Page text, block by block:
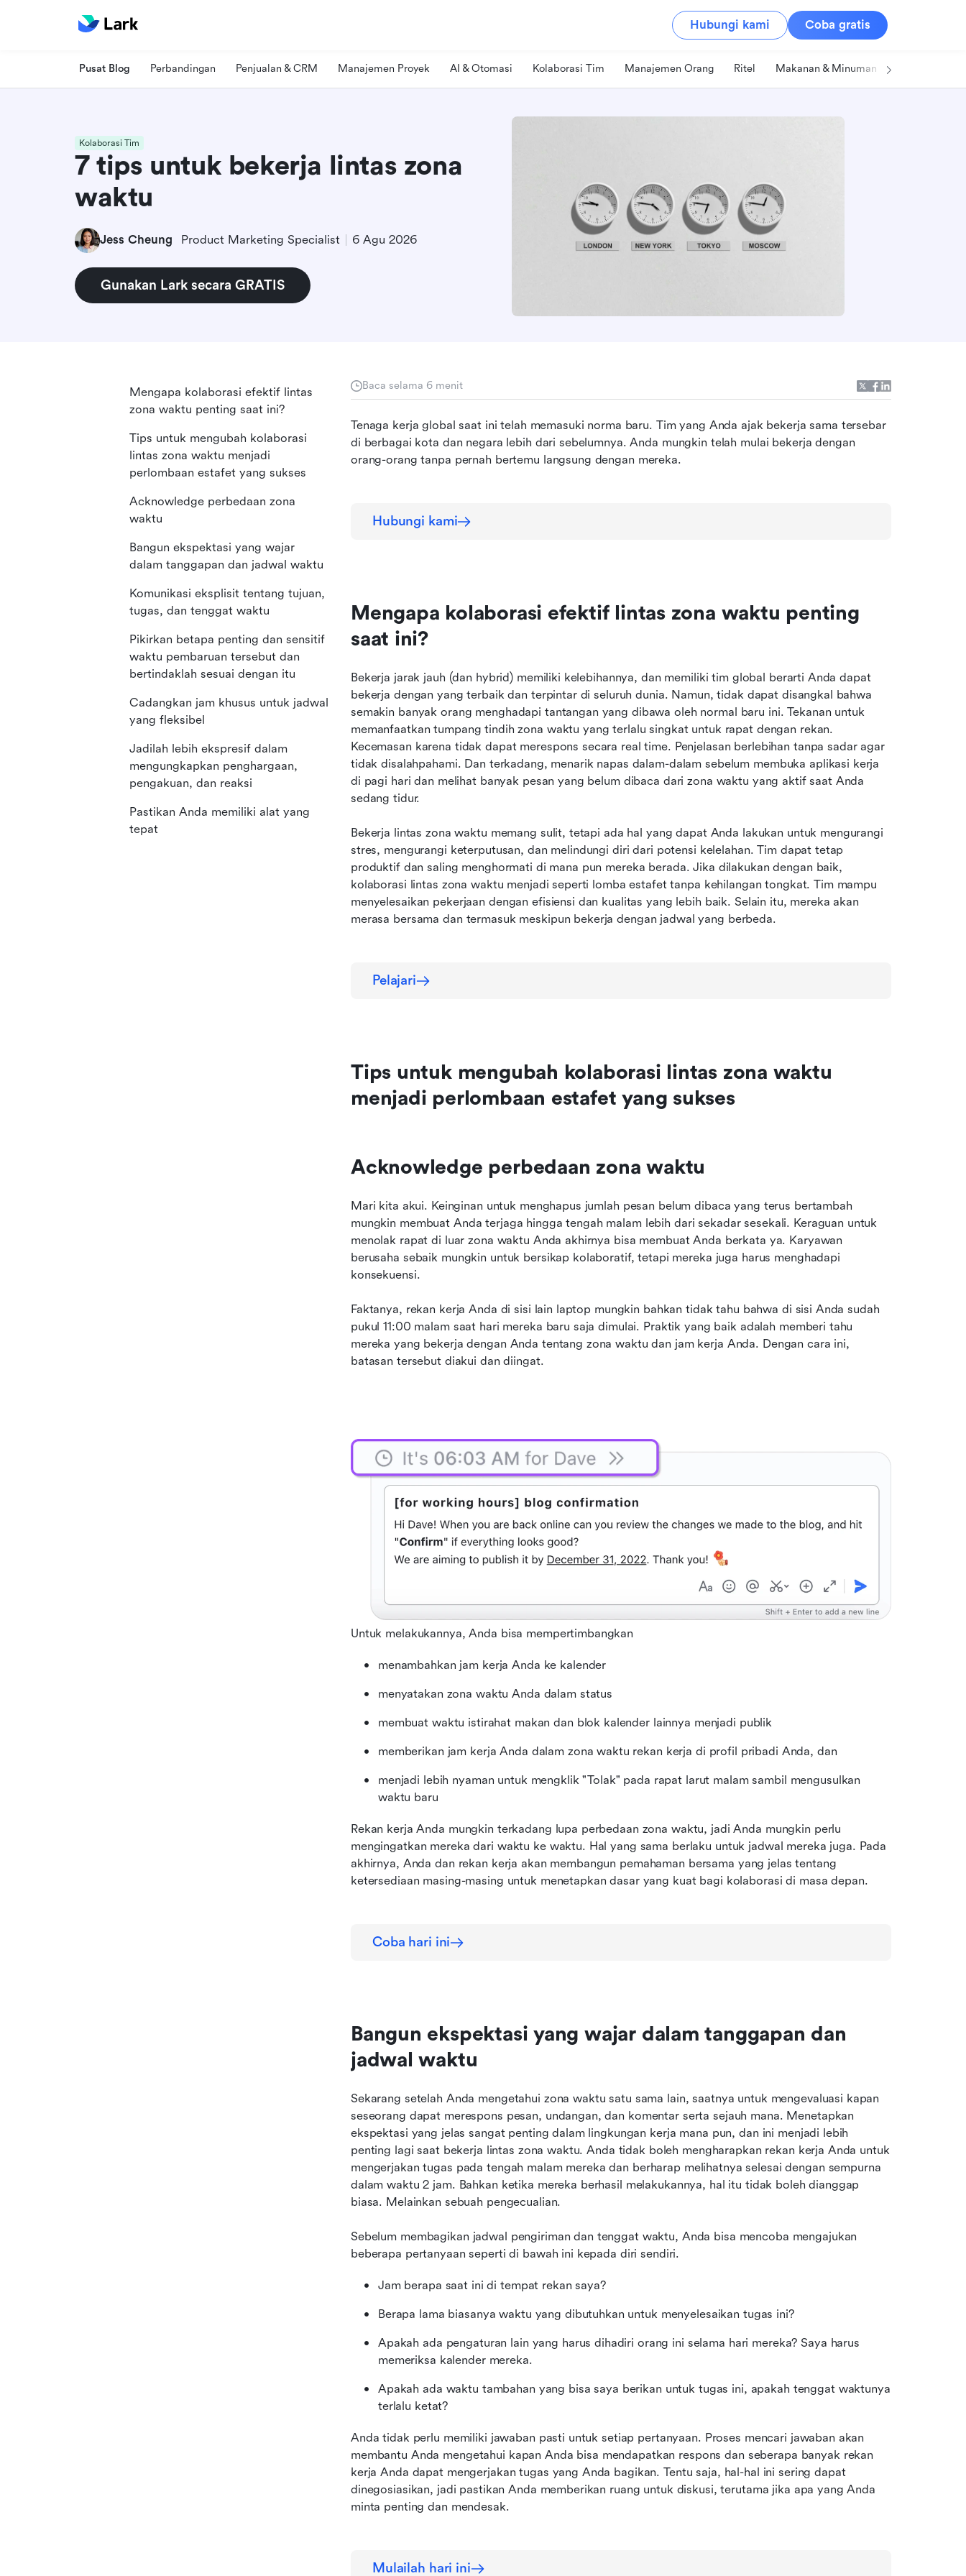
Hubungi kami Coba gratis
Pusat Blog Perbandingan Penjualan & CRM Manajemen Proyek AI & Otomasi Kolaborasi Tim Manajemen Orang Ritel Makanan & Minuman
Kolaborasi Tim
7 tips untuk bekerja lintas zona
waktu
Jess Cheung Product Marketing Specialist 6 Agu 2026
Gunakan Lark secara GRATIS
Baca selama 6 menit
Tenaga kerja global saat ini telah memasuki norma baru. Tim yang Anda ajak bekerja sama tersebar
di berbagai kota dan negara lebih dari sebelumnya. Anda mungkin telah mulai bekerja dengan
orang-orang tanpa pernah bertemu langsung dengan mereka.
Hubungi kami
Mengapa kolaborasi efektif lintas zona waktu penting
saat ini?
Bekerja jarak jauh (dan hybrid) memiliki kelebihannya, dan memiliki tim global berarti Anda dapat
bekerja dengan yang terbaik dan terpintar di seluruh dunia. Namun, tidak dapat disangkal bahwa
semakin banyak orang menghadapi tantangan yang dibawa oleh normal baru ini. Tekanan untuk
memanfaatkan tumpang tindih zona waktu yang terlalu singkat untuk rapat dengan rekan.
Kecemasan karena tidak dapat merespons secara real time. Penjelasan berlebihan tanpa sadar agar
tidak disalahpahami. Dan terkadang, menarik napas dalam-dalam sebelum membuka aplikasi kerja
di pagi hari dan melihat banyak pesan yang belum dibaca dari zona waktu yang aktif saat Anda
sedang tidur.
Bekerja lintas zona waktu memang sulit, tetapi ada hal yang dapat Anda lakukan untuk mengurangi
stres, mengurangi keterputusan, dan melindungi diri dari potensi kelelahan. Tim dapat tetap
produktif dan saling menghormati di mana pun mereka berada. Jika dilakukan dengan baik,
kolaborasi lintas zona waktu menjadi seperti lomba estafet tanpa kehilangan tongkat. Tim mampu
menyelesaikan pekerjaan dengan efisiensi dan kualitas yang lebih baik. Selain itu, mereka akan
merasa bersama dan termasuk meskipun bekerja dengan jadwal yang berbeda.
Pelajari
Tips untuk mengubah kolaborasi lintas zona waktu
menjadi perlombaan estafet yang sukses
Acknowledge perbedaan zona waktu
Mari kita akui. Keinginan untuk menghapus jumlah pesan belum dibaca yang terus bertambah
mungkin membuat Anda terjaga hingga tengah malam lebih dari sekadar sesekali. Keraguan untuk
menolak rapat di luar zona waktu Anda akhirnya bisa membuat Anda berkata ya. Karyawan
berusaha sebaik mungkin untuk bersikap kolaboratif, tetapi mereka juga harus menghadapi
konsekuensi.
Faktanya, rekan kerja Anda di sisi lain laptop mungkin bahkan tidak tahu bahwa di sisi Anda sudah
pukul 11:00 malam saat hari mereka baru saja dimulai. Praktik yang baik adalah memberi tahu
mereka yang bekerja dengan Anda tentang zona waktu dan jam kerja Anda. Dengan cara ini,
batasan tersebut diakui dan diingat.
Untuk melakukannya, Anda bisa mempertimbangkan
menambahkan jam kerja Anda ke kalender
menyatakan zona waktu Anda dalam status
membuat waktu istirahat makan dan blok kalender lainnya menjadi publik
memberikan jam kerja Anda dalam zona waktu rekan kerja di profil pribadi Anda, dan
menjadi lebih nyaman untuk mengklik "Tolak" pada rapat larut malam sambil mengusulkan
waktu baru
Rekan kerja Anda mungkin terkadang lupa perbedaan zona waktu, jadi Anda mungkin perlu
mengingatkan mereka dari waktu ke waktu. Hal yang sama berlaku untuk jadwal mereka juga. Pada
akhirnya, Anda dan rekan kerja akan membangun pemahaman bersama yang jelas tentang
ketersediaan masing-masing untuk menetapkan dasar yang kuat bagi kolaborasi di masa depan.
Coba hari ini
Bangun ekspektasi yang wajar dalam tanggapan dan
jadwal waktu
Sekarang setelah Anda mengetahui zona waktu satu sama lain, saatnya untuk mengevaluasi kapan
seseorang dapat merespons pesan, undangan, dan komentar serta sejauh mana. Menetapkan
ekspektasi yang jelas sangat penting dalam lingkungan kerja mana pun, dan ini menjadi lebih
penting lagi saat bekerja lintas zona waktu. Anda tidak boleh mengharapkan rekan kerja Anda untuk
mengerjakan tugas pada tengah malam mereka dan berharap melihatnya selesai dengan sempurna
dalam waktu 2 jam. Bahkan ketika mereka berhasil melakukannya, hal itu tidak boleh dianggap
biasa. Melainkan sebuah pengecualian.
Sebelum membagikan jadwal pengiriman dan tenggat waktu, Anda bisa mencoba mengajukan
beberapa pertanyaan seperti di bawah ini kepada diri sendiri.
Jam berapa saat ini di tempat rekan saya?
Berapa lama biasanya waktu yang dibutuhkan untuk menyelesaikan tugas ini?
Apakah ada pengaturan lain yang harus dihadiri orang ini selama hari mereka? Saya harus
memeriksa kalender mereka.
Apakah ada waktu tambahan yang bisa saya berikan untuk tugas ini, apakah tenggat waktunya
terlalu ketat?
Anda tidak perlu memiliki jawaban pasti untuk setiap pertanyaan. Proses mencari jawaban akan
membantu Anda mengetahui kapan Anda bisa mendapatkan respons dan seberapa banyak rekan
kerja Anda dapat mengerjakan tugas yang Anda bagikan. Tentu saja, hal-hal ini sering dapat
dinegosiasikan, jadi pastikan Anda memberikan ruang untuk diskusi, terutama jika apa yang Anda
minta penting dan mendesak.
Mulailah hari ini
Mengapa kolaborasi efektif lintas
zona waktu penting saat ini?
Tips untuk mengubah kolaborasi
lintas zona waktu menjadi
perlombaan estafet yang sukses
Acknowledge perbedaan zona
waktu
Bangun ekspektasi yang wajar
dalam tanggapan dan jadwal waktu
Komunikasi eksplisit tentang tujuan,
tugas, dan tenggat waktu
Pikirkan betapa penting dan sensitif
waktu pembaruan tersebut dan
bertindaklah sesuai dengan itu
Cadangkan jam khusus untuk jadwal
yang fleksibel
Jadilah lebih ekspresif dalam
mengungkapkan penghargaan,
pengakuan, dan reaksi
Pastikan Anda memiliki alat yang
tepat